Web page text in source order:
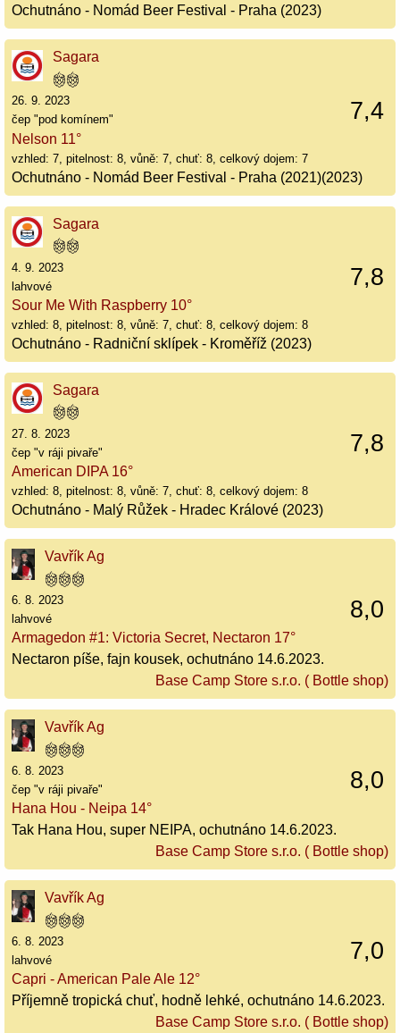
Ochutnáno - Nomád Beer Festival - Praha (2023)
Sagara
7,4
26. 9. 2023
čep "pod komínem"
Nelson 11°
vzhled: 7, pitelnost: 8, vůně: 7, chuť: 8, celkový dojem: 7
Ochutnáno - Nomád Beer Festival - Praha (2021)(2023)
Sagara
7,8
4. 9. 2023
lahvové
Sour Me With Raspberry 10°
vzhled: 8, pitelnost: 8, vůně: 7, chuť: 8, celkový dojem: 8
Ochutnáno - Radniční sklípek - Kroměříž (2023)
Sagara
7,8
27. 8. 2023
čep "v ráji pivaře"
American DIPA 16°
vzhled: 8, pitelnost: 8, vůně: 7, chuť: 8, celkový dojem: 8
Ochutnáno - Malý Růžek - Hradec Králové (2023)
Vavřík Ag
8,0
6. 8. 2023
lahvové
Armagedon #1: Victoria Secret, Nectaron 17°
Nectaron píše, fajn kousek, ochutnáno 14.6.2023.
Base Camp Store s.r.o. ( Bottle shop)
Vavřík Ag
8,0
6. 8. 2023
čep "v ráji pivaře"
Hana Hou - Neipa 14°
Tak Hana Hou, super NEIPA, ochutnáno 14.6.2023.
Base Camp Store s.r.o. ( Bottle shop)
Vavřík Ag
7,0
6. 8. 2023
lahvové
Capri - American Pale Ale 12°
Příjemně tropická chuť, hodně lehké, ochutnáno 14.6.2023.
Base Camp Store s.r.o. ( Bottle shop)